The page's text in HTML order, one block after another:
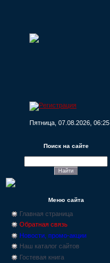
Пятница, 07.08.2026, 06:25
Поиск на сайте
Меню сайта
Главная страница
Обратная связь
Новости, промо-акции
Наш каталог сайтов
Гостевая книга